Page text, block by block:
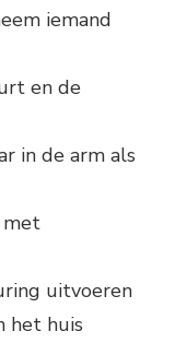
iemand
en de
in de arm als
met
uitvoeren
het huis